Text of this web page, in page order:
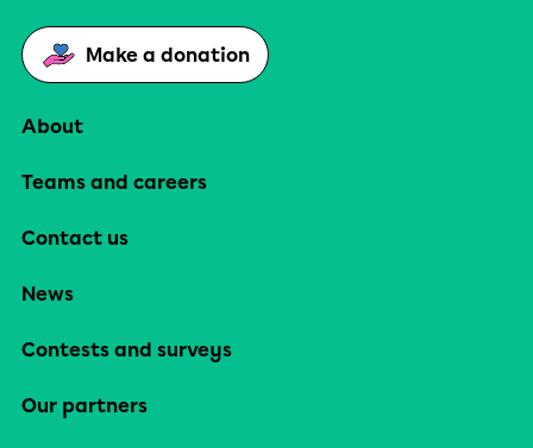
Make a donation
About
Teams and careers
Contact us
News
Contests and surveys
Our partners